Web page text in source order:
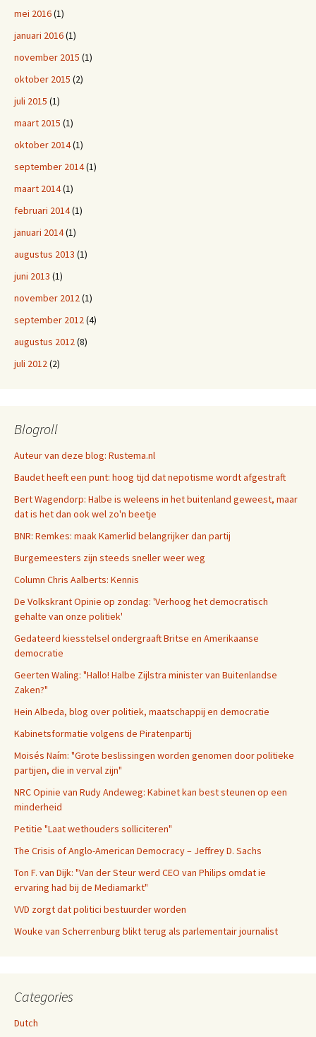
mei 2016(1)
januari 2016(1)
november 2015 (1)
oktober 2015 (2)
juli 2015 (1)
maart 2015 (1)
oktober 2014(1)
september 2014(1)
maart 2014(1)
februari 2014(1)
januari 2014(1)
augustus 2013 (1)
juni 2013 (1)
november 2012 (1)
september 2012 (4)
augustus 2012 (8)
juli 2012 (2)
Blogroll
Auteur van deze blog: Rustema.nl
Baudet heeft een punt: hoog tijd dat nepotisme wordt afgestraft
Bert Wagendorp: Halbe is weleens in het buitenland geweest, maar
dat is het dan ook wel zo'n beetje
BNR: Remkes: maak Kamerlid belangrijker dan partij
Burgemeesters zijn steeds sneller weer weg
Column Chris Aalberts: Kennis
De Volkskrant Opinie op zondag: 'Verhoog het democratisch
gehalte van onze politiek'
Gedateerd kiesstelsel ondergraaft Britse en Amerikaanse
democratie
Geerten Waling: "Hallo! Halbe Zijlstra minister van Buitenlandse
Zaken?"
Hein Albeda, blog over politiek, maatschappij en democratie
Kabinetsformatie volgens de Piratenpartij
Moisés Naím: "Grote beslissingen worden genomen door politieke
partijen, die in verval zijn"
NRC Opinie van Rudy Andeweg: Kabinet kan best steunen op een
minderheid
Petitie "Laat wethouders solliciteren"
The Crisis of Anglo-American Democracy – Jeffrey D. Sachs
Ton F. van Dijk: "Van der Steur werd CEO van Philips omdat ie
ervaring had bij de Mediamarkt"
VVD zorgt dat politici bestuurder worden
Wouke van Scherrenburg blikt terug als parlementair journalist
Categories
Dutch